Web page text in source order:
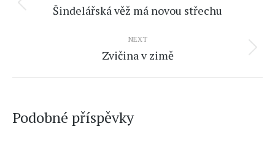
navigation
Previous
Šindelářská věž má novou střechu
NEXT
Next
Zvičina v zimě
Podobné příspěvky